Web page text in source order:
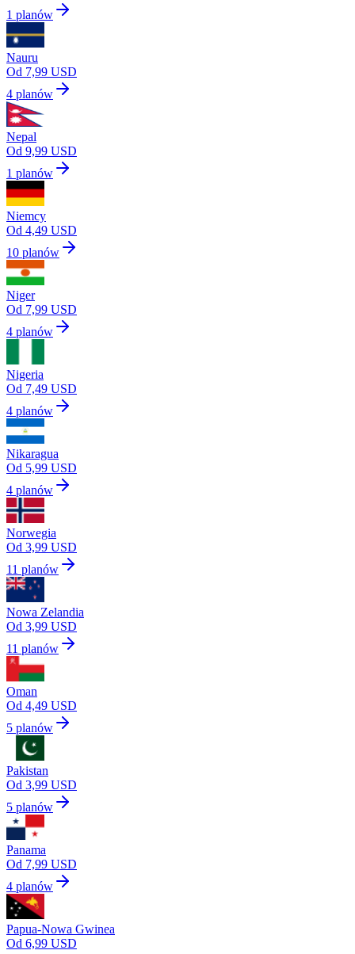
1 planów
Nauru
Od 7,99 USD
4 planów
Nepal
Od 9,99 USD
1 planów
Niemcy
Od 4,49 USD
10 planów
Niger
Od 7,99 USD
4 planów
Nigeria
Od 7,49 USD
4 planów
Nikaragua
Od 5,99 USD
4 planów
Norwegia
Od 3,99 USD
11 planów
Nowa Zelandia
Od 3,99 USD
11 planów
Oman
Od 4,49 USD
5 planów
Pakistan
Od 3,99 USD
5 planów
Panama
Od 7,99 USD
4 planów
Papua-Nowa Gwinea
Od 6,99 USD